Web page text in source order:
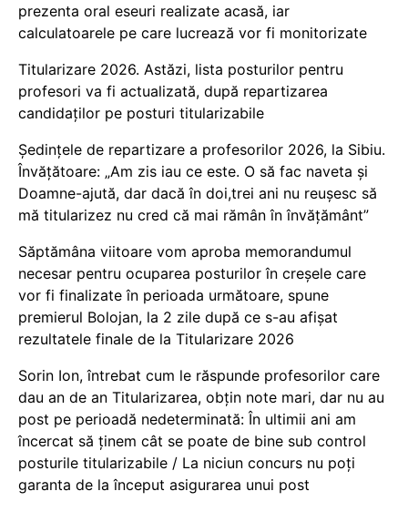
prezenta oral eseuri realizate acasă, iar
calculatoarele pe care lucrează vor fi monitorizate
Titularizare 2026. Astăzi, lista posturilor pentru
profesori va fi actualizată, după repartizarea
candidaților pe posturi titularizabile
Ședințele de repartizare a profesorilor 2026, la Sibiu.
Învățătoare: „Am zis iau ce este. O să fac naveta și
Doamne-ajută, dar dacă în doi,trei ani nu reușesc să
mă titularizez nu cred că mai rămân în învățământ”
Săptămâna viitoare vom aproba memorandumul
necesar pentru ocuparea posturilor în creșele care
vor fi finalizate în perioada următoare, spune
premierul Bolojan, la 2 zile după ce s-au afișat
rezultatele finale de la Titularizare 2026
Sorin Ion, întrebat cum le răspunde profesorilor care
dau an de an Titularizarea, obțin note mari, dar nu au
post pe perioadă nedeterminată: În ultimii ani am
încercat să ținem cât se poate de bine sub control
posturile titularizabile / La niciun concurs nu poți
garanta de la început asigurarea unui post